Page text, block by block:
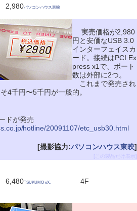
2,980パソコンハウス東映
実売価格が2,980
円と安価なUSB 3.0
インターフェイスカ
ード。接続はPCI Ex
press x1で、ポート
数は外部に2つ。
これまで発売され
4千円〜5千円が一般的。
ドが発売
hotline/20091107/etc_usb30.html
[撮影協力:パソコンハウス東映]
[この製品だけ表示]
6,480TSUKUMO eX. 4F